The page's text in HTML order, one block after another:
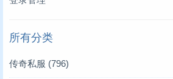
所有分类
传奇私服 (796)